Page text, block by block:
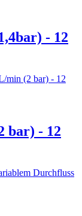
- 12
bar) - 12